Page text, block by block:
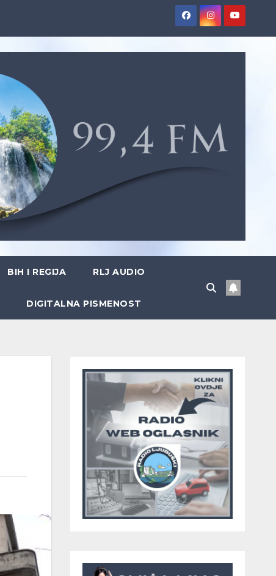
BIH I REGIJA RLJ AUDIO
DIGITALNA PISMENOST